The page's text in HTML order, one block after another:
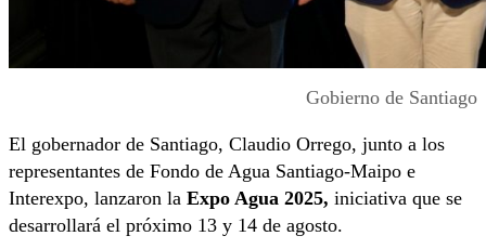
Gobierno de Santiago
El gobernador de Santiago, Claudio Orrego, junto a los
representantes de Fondo de Agua Santiago-Maipo e
Interexpo, lanzaron la Expo Agua 2025, iniciativa que se
desarrollará el próximo 13 y 14 de agosto.